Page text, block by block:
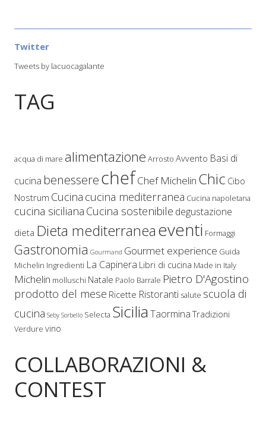
Twitter
Tweets by lacuocagalante
TAG
acqua di mare alimentazione Arrosto Avvento Basi di
cucina benesserechefChef Michelin Chic Cibo
Nostrum Cucina cucina mediterranea Cucina napoletana
cucina siciliana Cucina sostenibile degustazione
dieta Dieta mediterraneaeventi Formaggi
Gastronomia Gourmand Gourmet experience Guida
Michelin Ingredienti La Capinera Libri di cucina Made in Italy
Michelin molluschi Natale Paolo Barrale Pietro D'Agostino
prodotto del mese Ricette Ristoranti salute scuola di
cucina Seby Sorbello Selecta Sicilia Taormina Tradizioni
Verdure vino
COLLABORAZIONI &
CONTEST